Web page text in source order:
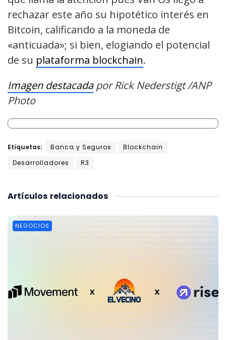
rechazar este año su hipotético interés en
Bitcoin, calificando a la moneda de
«anticuada»; si bien, elogiando el potencial
de su plataforma blockchain.
Imagen destacadapor Rick Nederstigt /ANP
Photo
Etiquetas: Banca y Seguros
Blockchain
Desarrolladores
R3
relacionados
Artículos
NEGOCIOS